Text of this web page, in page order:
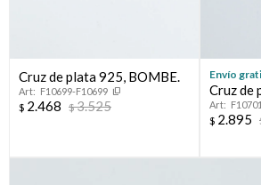
Cruz de plata 925, BOMBE.
F10699-F10699
$ 2.468 $3.525
Envío
Cruz de
$ 2.895